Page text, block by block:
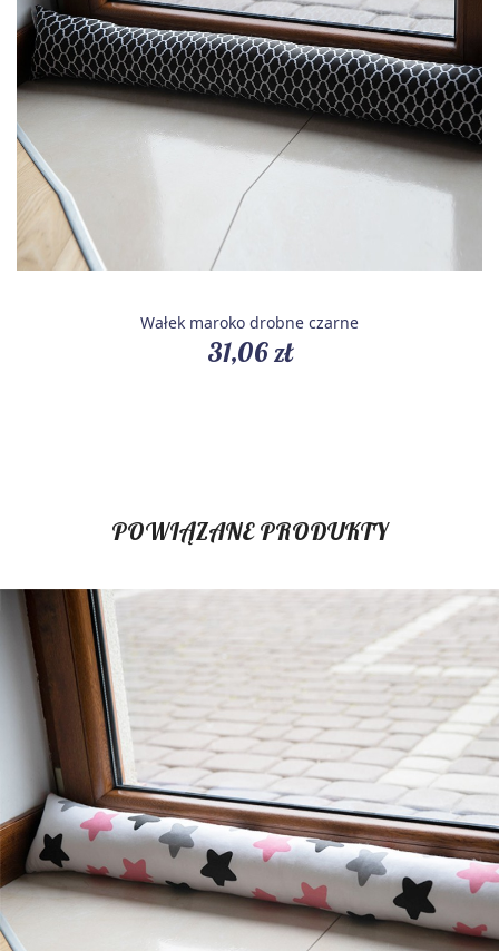
Wałek maroko drobne czarne
31,06 zł
POWIĄZANE PRODUKTY